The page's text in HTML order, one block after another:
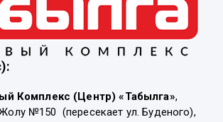
Комплекс (Центр) «Табылга»,
№150 (пересекает ул. Буденого),